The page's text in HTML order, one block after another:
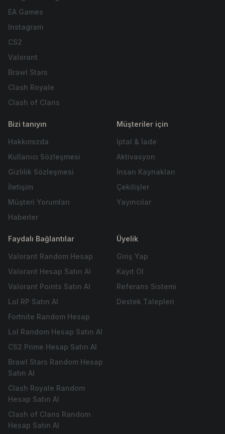
EA Games
Instagram
CS2
Valorant
Brawl Stars
Clash Royale
Clash of Clans
Bizi tanıyın
Hakkımızda
Kullanıcı Sözleşmesi
Gizlilik Sözleşmesi
İletişim
Müşteri Yorumları
Haberler
Müşteriler için
İptal & İade
Aktivasyon
İnsan Kaynakları
Çekilişler
Yayıncılar
Faydalı Bağlantılar
Valorant Random Hesap
Valorant Hesap Satın Al
Valorant Points Satın Al
Lol RP Satın Al
Fortnite Random Hesap
Lol Random Hesap Satın Al
CS2 Prime Hesap Satın Al
Brawl Stars Random Hesap
Satın Al
Clash Royale Random
Hesap Satın Al
Clash of Clans Random
Hesap Satın Al
Üyelik
Giriş Yap
Kayıt Ol
Referans Sistemi
Destek Talepleri